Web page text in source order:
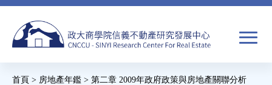
Jump
navigation
搜
首頁 > 房地產年鑑 > 第二章 2009年政府政策與房地產關聯分析